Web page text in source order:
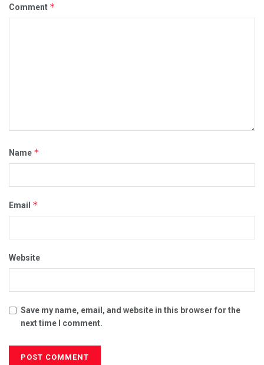
Comment *
Name *
Email *
Website
Save my name, email, and website in this browser for the
next time I comment.